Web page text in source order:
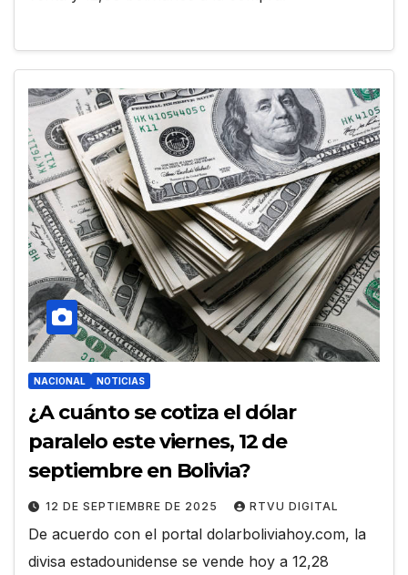
NACIONAL NOTICIAS
¿A cuánto se cotiza el dólar
paralelo este viernes, 12 de
septiembre en Bolivia?
12 DE SEPTIEMBRE DE 2025 RTVU DIGITAL
De acuerdo con el portal dolarboliviahoy.com, la
divisa estadounidense se vende hoy a 12,28